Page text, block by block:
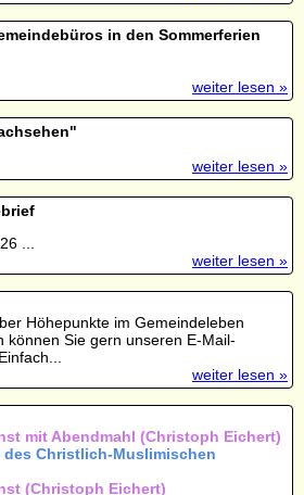
in den Sommerferien
weiter lesen »
weiter lesen »
...
weiter lesen »
Höhepunkte im Gemeindeleben
können Sie gern unseren E-Mail-
weiter lesen »
mit Abendmahl (Christoph Eichert)
des Christlich-Muslimischen
(Christoph Eichert)